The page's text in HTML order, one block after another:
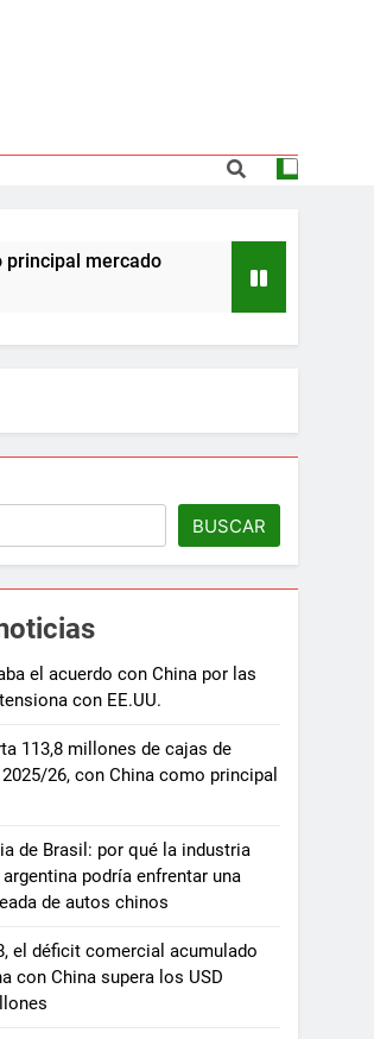
6 Meses Ago
BUSCAR
el acuerdo con China por las
con EE.UU.
113,8 millones de cajas de
26, con China como principal
de Brasil: por qué la industria
podría enfrentar una
de autos chinos
el déficit comercial acumulado
con China supera los USD